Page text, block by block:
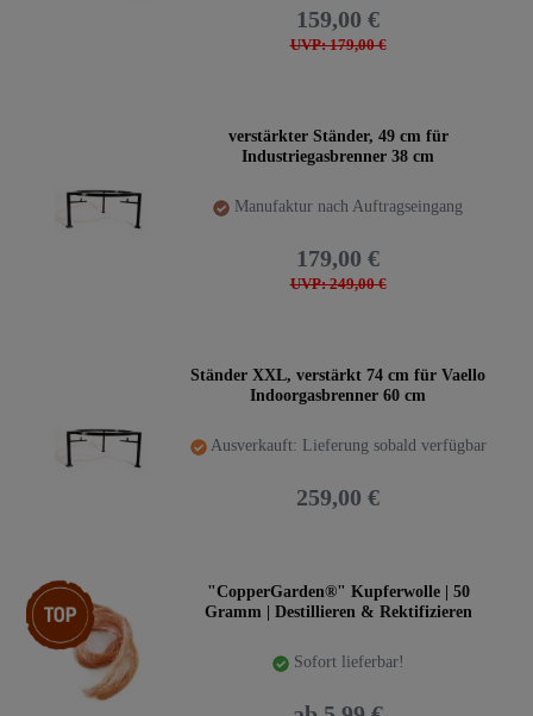
UVP: 179,00 €
159,00 €
verstärkter Ständer, 49 cm für
Industriegasbrenner 38 cm
Manufaktur nach Auftragseingang
UVP: 249,00 €
179,00 €
Ständer XXL, verstärkt 74 cm für Vaello
Indoorgasbrenner 60 cm
Ausverkauft: Lieferung sobald verfügbar
259,00 €
Top-Artikel
"CopperGarden®" Kupferwolle | 50
Gramm | Destillieren & Rektifizieren
Sofort lieferbar!